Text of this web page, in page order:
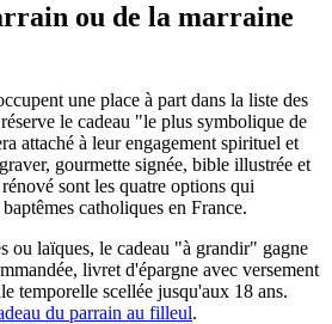
ou de la marraine
une place à part dans la liste des
le cadeau "le plus symbolique de
attaché à leur engagement spirituel et
gourmette signée, bible illustrée et
sont les quatre options qui
catholiques en France.
ou laïques, le cadeau "à grandir" gagne
livret d'épargne avec versement
temporelle scellée jusqu'aux 18 ans.
du parrain au filleul.